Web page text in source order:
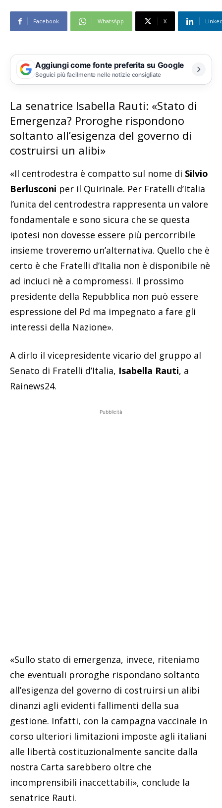
Facebook WhatsApp X
Aggiungi come fonte preferita su Google
Seguici più facilmente nelle notizie consigliate
La senatrice Isabella Rauti: «Stato di
Emergenza? Proroghe rispondono
soltanto all’esigenza del governo di
costruirsi un alibi»
«Il centrodestra è compatto sul nome di Silvio
Berlusconi per il Quirinale. Per Fratelli d’Italia
l’unita del centrodestra rappresenta un valore
fondamentale e sono sicura che se questa
ipotesi non dovesse essere più percorribile
insieme troveremo un’alternativa. Quello che è
certo è che Fratelli d’Italia non è disponibile nè
ad inciuci nè a compromessi. Il prossimo
presidente della Repubblica non può essere
espressione del Pd ma impegnato a fare gli
interessi della Nazione».
A dirlo il vicepresidente vicario del gruppo al
Senato di Fratelli d’Italia, Isabella Rauti, a
Rainews24.
Pubblicità
«Sullo stato di emergenza, invece, riteniamo
che eventuali proroghe rispondano soltanto
all’esigenza del governo di costruirsi un alibi
dinanzi agli evidenti fallimenti della sua
gestione. Infatti, con la campagna vaccinale in
corso ulteriori limitazioni imposte agli italiani
alle libertà costituzionalmente sancite dalla
nostra Carta sarebbero oltre che
incomprensibili inaccettabili», conclude la
senatrice Rauti.